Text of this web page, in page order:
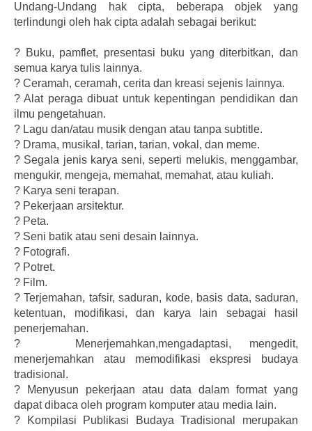
Undang-Undang hak cipta, beberapa objek yang
terlindungi oleh hak cipta adalah sebagai berikut:
? Buku, pamflet, presentasi buku yang diterbitkan, dan
semua karya tulis lainnya.
? Ceramah, ceramah, cerita dan kreasi sejenis lainnya.
? Alat peraga dibuat untuk kepentingan pendidikan dan
ilmu pengetahuan.
? Lagu dan/atau musik dengan atau tanpa subtitle.
? Drama, musikal, tarian, tarian, vokal, dan meme.
? Segala jenis karya seni, seperti melukis, menggambar,
mengukir, mengeja, memahat, memahat, atau kuliah.
? Karya seni terapan.
? Pekerjaan arsitektur.
? Peta.
? Seni batik atau seni desain lainnya.
? Fotografi.
? Potret.
? Film.
? Terjemahan, tafsir, saduran, kode, basis data, saduran,
ketentuan, modifikasi, dan karya lain sebagai hasil
penerjemahan.
?
Menerjemahkan,mengadaptasi, mengedit,
menerjemahkan atau memodifikasi ekspresi budaya
tradisional.
?
Menyusun pekerjaan atau data dalam format yang
dapat dibaca oleh program komputer atau media lain.
?
Kompilasi Publikasi Budaya Tradisional merupakan